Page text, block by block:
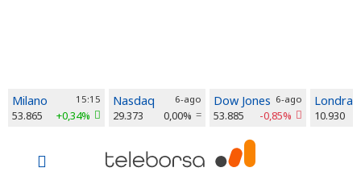
Milano 15:15
53.865 +0,34%
Nasdaq 6-ago
29.373 0,00%
Dow Jones 6-ago
53.885 -0,85%
Londra
10.930